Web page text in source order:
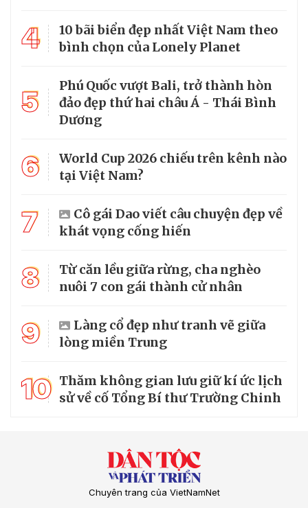
4
10 bãi biển đẹp nhất Việt Nam theo
bình chọn của Lonely Planet
5
Phú Quốc vượt Bali, trở thành hòn
đảo đẹp thứ hai châu Á - Thái Bình
Dương
6
World Cup 2026 chiếu trên kênh nào
tại Việt Nam?
7
Cô gái Dao viết câu chuyện đẹp về
khát vọng cống hiến
8
Từ căn lều giữa rừng, cha nghèo
nuôi 7 con gái thành cử nhân
9
Làng cổ đẹp như tranh vẽ giữa
lòng miền Trung
10 Thăm không gian lưu giữ kí ức lịch
sử về cố Tổng Bí thư Trường Chinh
Chuyên trang của VietNamNet